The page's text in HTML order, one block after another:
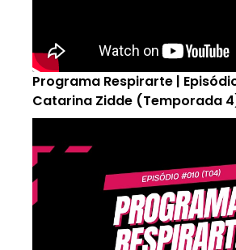
Programa Respirarte |
Catarina Zidde (Temporada